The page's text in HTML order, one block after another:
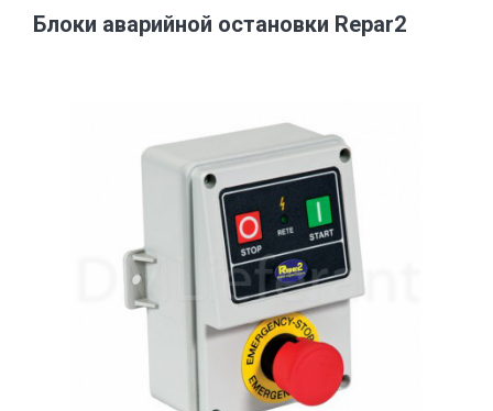
Блоки аварийной остановки Repar2